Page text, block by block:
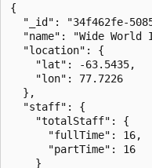
{
"_id": "34f462fe-
"name": "Wide World
  "location": {
    "lat": -63.5435,
    "lon": 77.7226
  },
  "staff": {
    "totalStaff": {
      "fullTime": 16,
      "partTime": 16
    }